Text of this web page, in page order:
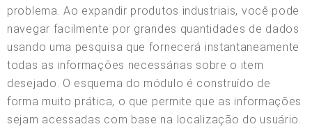
problema. Ao expandir produtos industriais, você pode
navegar facilmente por grandes quantidades de dados
usando uma pesquisa que fornecerá instantaneamente
todas as informações necessárias sobre o item
desejado. O esquema do módulo é construído de
forma muito prática, o que permite que as informações
sejam acessadas com base na localização do usuário.